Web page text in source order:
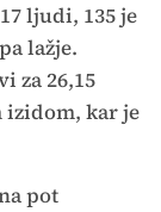
ljudi, 135 je
lažje.
za 26,15
izidom, kar je
pot